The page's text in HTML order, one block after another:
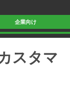
企業向け
スタマ